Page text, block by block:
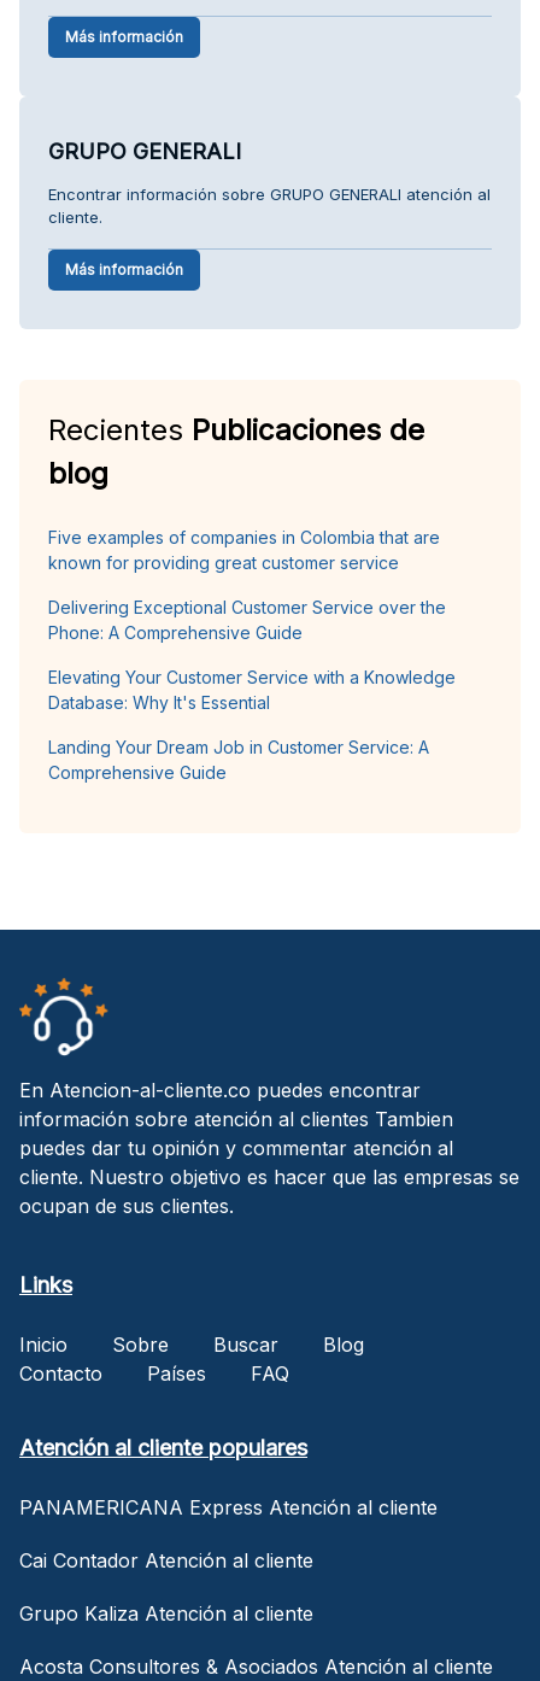
Más información
GRUPO GENERALI
Encontrar información sobre GRUPO GENERALI atención al
cliente.
Más información
Recientes Publicaciones de
blog
Five examples of companies in Colombia that are
known for providing great customer service
Delivering Exceptional Customer Service over the
Phone: A Comprehensive Guide
Elevating Your Customer Service with a Knowledge
Database: Why It's Essential
Landing Your Dream Job in Customer Service: A
Comprehensive Guide
En Atencion-al-cliente.co puedes encontrar
información sobre atención al clientes Tambien
puedes dar tu opinión y commentar atención al
cliente. Nuestro objetivo es hacer que las empresas se
ocupan de sus clientes.
Links
Inicio Sobre Buscar
Blog
Contacto
Países FAQ
Atención al cliente populares
PANAMERICANA Express Atención al cliente
Cai Contador Atención al cliente
Grupo Kaliza Atención al cliente
Acosta Consultores & Asociados Atención al cliente